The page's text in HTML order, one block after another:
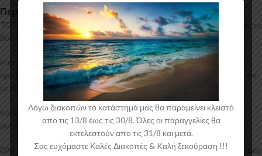
Περιγραφή
TOTUS: Ένα ολοκληρωμένο κιτ από την CAM, το οποίο περιλαμβάνει τις
δύο σιδερένιες μπάρες οροφής και τις βάσεις-πόδια τους (4).
Η ιταλική εταιρία CAM δημιουργεί ολοκληρωμένα πακέτα μπαρών
οροφής, σειρά TOTUS, τα οποία μπορούν να τοποθετηθούν εύκολα και
με ασφάλεια από εσάς.
Κάθε κιτ αναπτύσσεται και σχεδιάζεται ξεχωριστά για κάθε μοντέλο
αυτοκίνητου.
Όλα τα προϊόντα της CAM πληρούν όλες τις Ευρωπαϊκές προδιαγραφές,
Λόγω διακοπών το κατάστημά μας θα παραμείνει κλειστό
απο τις 13/8 έως τις 30/8. Όλες οι παραγγελίες θα
εκτελεστούν απο τις 31/8 και μετά.
Σας ευχόμαστε Καλές Διακοπές & Kαλή ξεκούραση !!!